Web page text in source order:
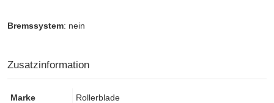
Bremssystem: nein
Zusatzinformation
Marke
Rollerblade